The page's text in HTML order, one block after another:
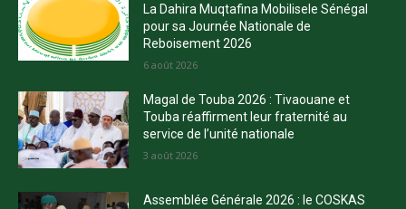
La Dahira Muqtafina Mobilisele Sénégal
pour sa Journée Nationale de
Reboisement 2026
6 août 2026
Magal de Touba 2026 : Tivaouane et
Touba réaffirment leur fraternité au
service de l’unité nationale
3 août 2026
Assemblée Générale 2026 : le COSKAS